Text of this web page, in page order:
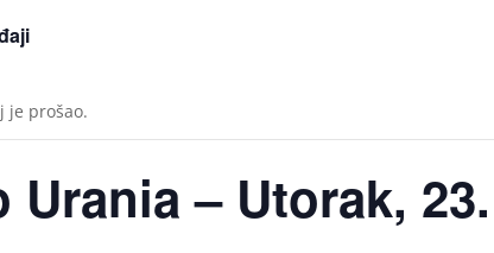
je prošao.
Urania – Utorak,